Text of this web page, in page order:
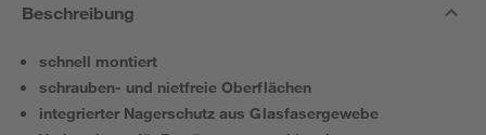
Beschreibung
schnell montiert
schrauben- und nietfreie Oberflächen
integrierter Nagerschutz aus Glasfasergewebe